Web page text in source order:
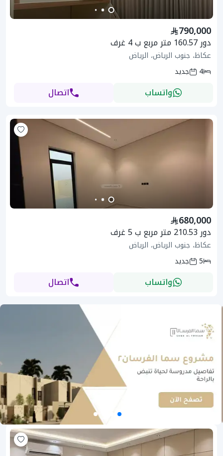
790,000
دور 160.57 متر مربع ب 4 غرف
عكاظ، جنوب الرياض، الرياض
4
جديد
واتساب اتصال
680,000
دور 210.53 متر مربع ب 5 غرف
عكاظ، جنوب الرياض، الرياض
5
جديد
واتساب اتصال